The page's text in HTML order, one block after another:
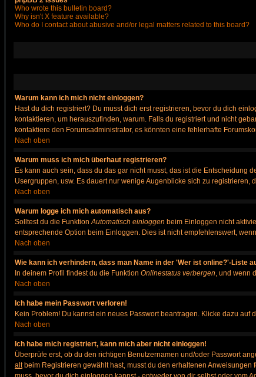
Who wrote this bulletin board?
Why isn't X feature available?
Who do I contact about abusive and/or legal matters related to this board?
Warum kann ich mich nicht einloggen?
Hast du dich registriert? Du musst dich erst registrieren, bevor du dich
kontaktieren, um herauszufinden, warum. Falls du registriert und nicht
kontaktiere den Forumsadministrator, es könnten eine fehlerhafte
Nach oben
Warum muss ich mich überhaut registrieren?
Es kann auch sein, dass du das gar nicht musst, das ist die Entscheidung
Usergruppen, usw. Es dauert nur wenige Augenblicke sich zu registrieren,
Nach oben
Warum logge ich mich automatisch aus?
Solltest du die FunktionAutomatisch einloggen beim Einloggen nicht
entsprechende Option beim Einloggen. Dies ist nicht empfehlenswert,
Nach oben
Wie kann ich verhindern, dass man Name in der 'Wer ist online?'-Liste
In deinem Profil findest du die Funktion Onlinestatus verbergen, und wenn
Nach oben
Ich habe mein Passwort verloren!
Kein Problem! Du kannst ein neues Passwort beantragen. Klicke dazu auf
Nach oben
Ich habe mich registriert, kann mich aber nicht einloggen!
Überprüfe erst, ob du den richtigen Benutzernamen und/oder Passwort
altbeim Registrieren gewählt hast, musst du den erhaltenen Anweisungen